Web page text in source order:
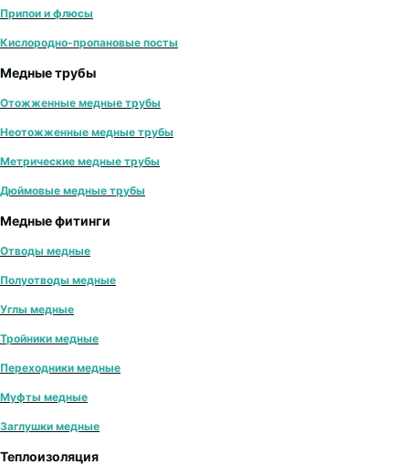
Припои и флюсы
Кислородно-пропановые посты
Медные трубы
Отожженные медные трубы
Неотожженные медные трубы
Метрические медные трубы
Дюймовые медные трубы
Медные фитинги
Отводы медные
Полуотводы медные
Углы медные
Тройники медные
Переходники медные
Муфты медные
Заглушки медные
Теплоизоляция